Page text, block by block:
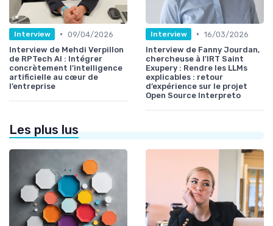
Interview • 09/04/2026
Interview de Mehdi Verpillon
de RPTech AI : Intégrer
concrètement l’intelligence
artificielle au cœur de
l’entreprise
Interview • 16/03/2026
Interview de Fanny Jourdan,
chercheuse à l'IRT Saint
Exupery : Rendre les LLMs
explicables : retour
d’expérience sur le projet
Open Source Interpreto
Les plus lus